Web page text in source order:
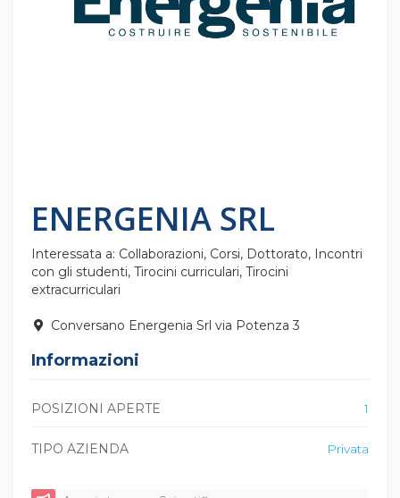
ENERGENIA SRL
Interessata a: Collaborazioni, Corsi, Dottorato, Incontri
con gli studenti, Tirocini curriculari, Tirocini
extracurriculari
Conversano Energenia Srl via Potenza 3
Informazioni
POSIZIONI APERTE 1
TIPO AZIENDA Privata